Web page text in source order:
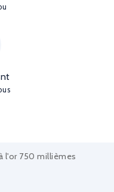
l'or 750 millièmes